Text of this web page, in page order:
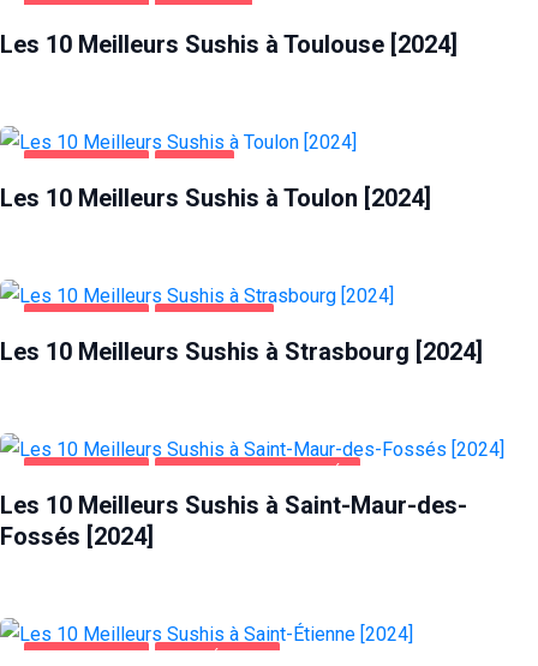
Les 10 Meilleurs Sushis à Toulouse [2024]
Les 10 Meilleurs Sushis à Toulon [2024]
Les 10 Meilleurs Sushis à Strasbourg [2024]
Les 10 Meilleurs Sushis à Saint-Maur-des-
Fossés [2024]